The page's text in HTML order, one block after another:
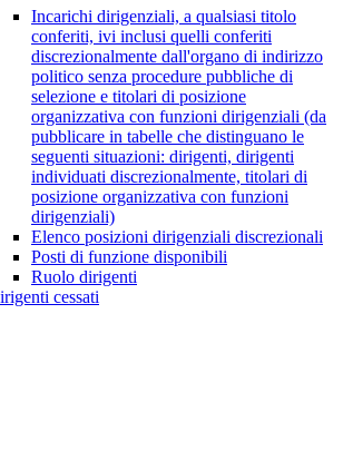
Incarichi dirigenziali, a qualsiasi titolo
conferiti, ivi inclusi quelli conferiti
discrezionalmente dall'organo di indirizzo
politico senza procedure pubbliche di
selezione e titolari di posizione
organizzativa con funzioni dirigenziali (da
pubblicare in tabelle che distinguano le
seguenti situazioni: dirigenti, dirigenti
individuati discrezionalmente, titolari di
posizione organizzativa con funzioni
dirigenziali)
Elenco posizioni dirigenziali discrezionali
Posti di funzione disponibili
Ruolo dirigenti
cessati